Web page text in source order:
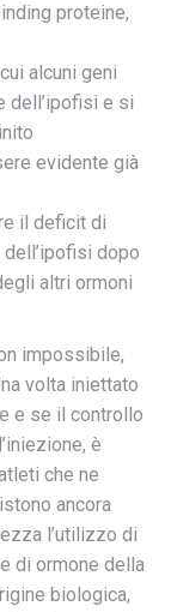
proteine,
alcuni geni
dell’ipofisi e si
evidente già
il deficit di
dopo
altri ormoni
impossibile,
volta iniettato
e se il controllo
è
che ne
ancora
l’utilizzo di
di ormone della
biologica,